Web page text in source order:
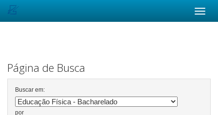
Página de Busca
Buscar em:
por